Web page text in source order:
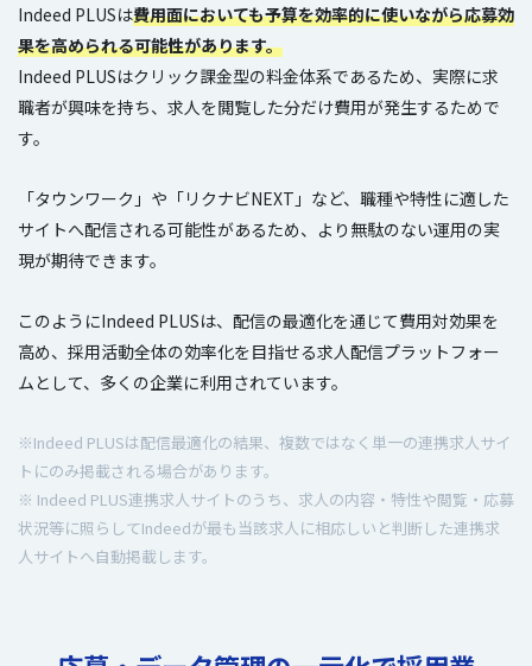
Indeed PLUSは費用面においても予算を効率的に使いながら応募効
果を高められる可能性があります。
Indeed PLUSはクリック課金型の料金体系であるため、実際に求
職者が興味を持ち、求人を閲覧した分だけ費用が発生するためで
す。
「タウンワーク」や「リクナビNEXT」など、職種や特性に適した
サイトへ配信される可能性があるため、より無駄のない運用の実
現が期待できます。
このようにIndeed PLUSは、配信の最適化を通じて費用対効果を
高め、採用活動全体の効率化を目指せる求人配信プラットフォー
ムとして、多くの企業に利用されています。
※Indeed PLUSは配信最適化の結果、複数ではなく単一の連携求人サイ
トにのみ掲載される場合があります。
※ Indeed PLUS連携求人サイトのうち、求人の内容・特性や閲覧・応募
状況等に照らしてIndeedが最も当該求人に相応しいと判断した連携求
人サイトへ自動掲載します。